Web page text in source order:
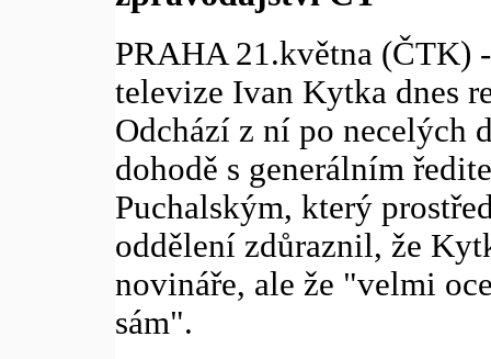
PRAHA 21.května (ČTK)
televize Ivan Kytka dnes
Odchází z ní po necelých
dohodě s generálním
Puchalským, který
oddělení zdůraznil, že
novináře, ale že "velmi
sám".